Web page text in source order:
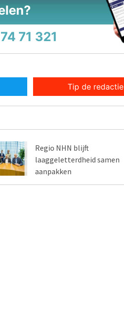
71 321
Tip de redactie
Regio NHN blijft
laaggeletterdheid samen
aanpakken